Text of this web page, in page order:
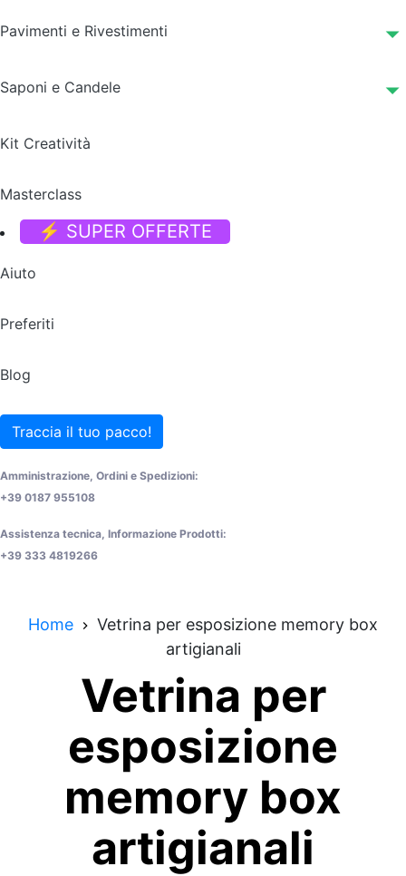
Pavimenti e Rivestimenti
Saponi e Candele
Kit Creatività
Masterclass
⚡ SUPER OFFERTE
Aiuto
Preferiti
Blog
Traccia il tuo pacco!
Amministrazione, Ordini e Spedizioni:
+39 0187 955108
Assistenza tecnica, Informazione Prodotti:
+39 333 4819266
Home
Vetrina per esposizione memory box
artigianali
Vetrina per
esposizione
memory box
artigianali